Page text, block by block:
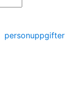
personuppgifter